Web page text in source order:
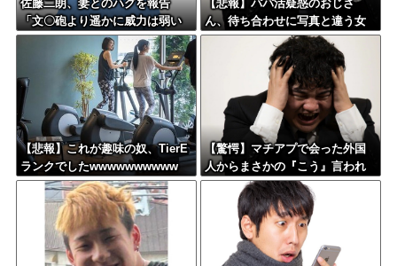
佐藤二朗、妻とのハグを報告
「文〇砲より遥かに威力は弱い
が、僕のノロケ砲をお見舞いす
【悲報】パパ活疑惑のおじさ
ん、待ち合わせに写真と違う女
が来たので逃げようとするも眼
鏡を奪われ可哀想なことになっ
ているところを激写されてしま
【悲報】これが趣味の奴、TierE
ランクでしたwwwwwwwwww
【驚愕】マチアプで会った外国
人からまさかの『こう』言われ
たんやがこれワイ詰み
か？？？？？？？